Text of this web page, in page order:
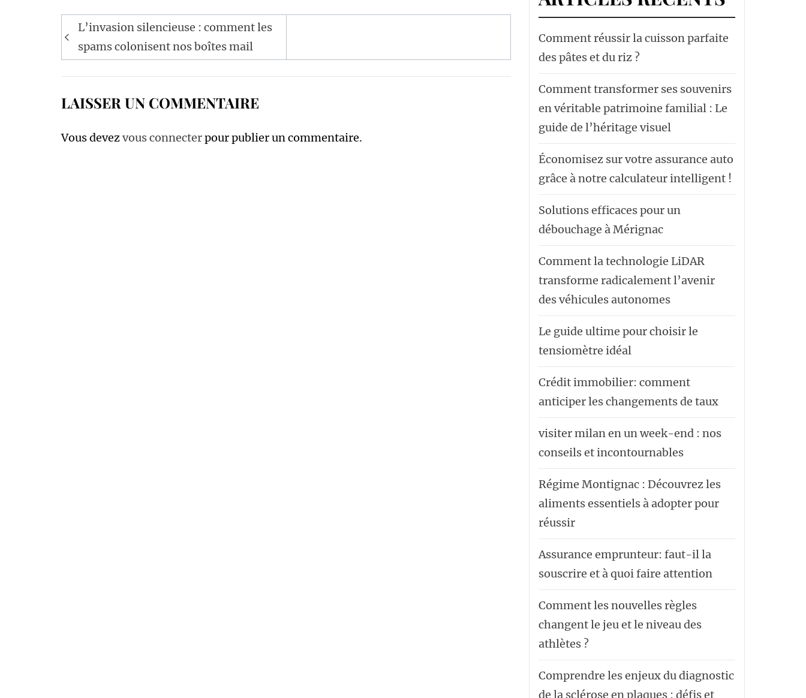
Navigation
de
l’article
L’invasion silencieuse : comment les
spams colonisent nos boîtes mail
LAISSER UN COMMENTAIRE
Vous devezvous connecterpour publier un commentaire.
Comment réussir la cuisson parfaite
des pâtes et du riz ?
Comment transformer ses souvenirs
en véritable patrimoine familial : Le
guide de l’héritage visuel
Économisez sur votre assurance auto
grâce à notre calculateur intelligent !
Solutions efficaces pour un
débouchage à Mérignac
Comment la technologie LiDAR
transforme radicalement l’avenir
des véhicules autonomes
Le guide ultime pour choisir le
tensiomètre idéal
Crédit immobilier: comment
anticiper les changements de taux
visiter milan en un week-end : nos
conseils et incontournables
Régime Montignac : Découvrez les
aliments essentiels à adopter pour
réussir
Assurance emprunteur: faut-il la
souscrire et à quoi faire attention
Comment les nouvelles règles
changent le jeu et le niveau des
athlètes ?
Comprendre les enjeux du diagnostic
de la sclérose en plaques : défis et